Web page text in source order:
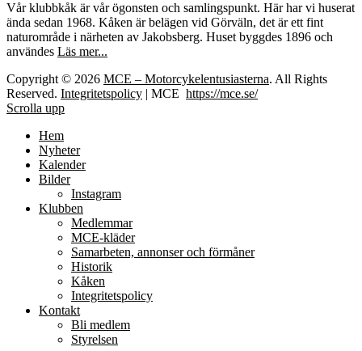
Vår klubbkåk är vår ögonsten och samlingspunkt. Här har vi huserat
ända sedan 1968. Kåken är belägen vid Görväln, det är ett fint
naturområde i närheten av Jakobsberg. Huset byggdes 1896 och
användes Läs mer...
Copyright © 2026 MCE – Motorcykelentusiasterna. All Rights
Reserved. Integritetspolicy | MCE https://mce.se/
Scrolla upp
Hem
Nyheter
Kalender
Bilder
Instagram
Klubben
Medlemmar
MCE-kläder
Samarbeten, annonser och förmåner
Historik
Kåken
Integritetspolicy
Kontakt
Bli medlem
Styrelsen